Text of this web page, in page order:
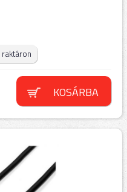
raktáron
KOSÁRBA